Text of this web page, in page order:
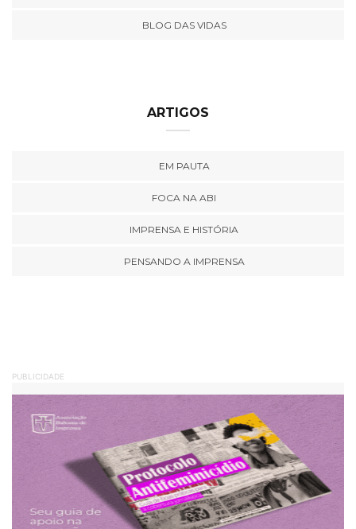
BLOG DAS VIDAS
ARTIGOS
EM PAUTA
FOCA NA ABI
IMPRENSA E HISTÓRIA
PENSANDO A IMPRENSA
PUBLICIDADE